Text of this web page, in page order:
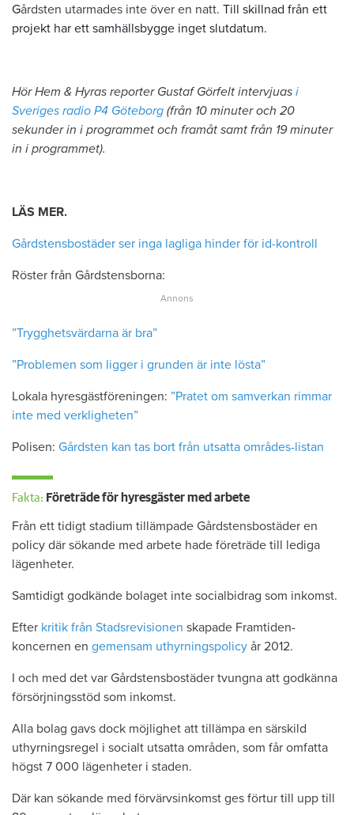
Gårdsten utarmades inte över en natt. Till skillnad från ett
projekt har ett samhällsbygge inget slutdatum.
Hör Hem & Hyras reporter Gustaf Görfelt intervjuas i
Sveriges radio P4 Göteborg (från 10 minuter och 20
sekunder in i programmet och framåt samt från 19 minuter
in i programmet).
LÄS MER.
Gårdstensbostäder ser inga lagliga hinder för id-kontroll
Röster från Gårdstensborna:
”Trygghetsvärdarna är bra”
”Problemen som ligger i grunden är inte lösta”
Lokala hyresgästföreningen: ”Pratet om samverkan rimmar
inte med verkligheten”
Polisen: Gårdsten kan tas bort från utsatta områdes-listan
Fakta: Företräde för hyresgäster med arbete
Från ett tidigt stadium tillämpade Gårdstensbostäder en
policy där sökande med arbete hade företräde till lediga
lägenheter.
Samtidigt godkände bolaget inte socialbidrag som inkomst.
Efter kritik från Stadsrevisionen skapade Framtiden-
koncernen en gemensam uthyrningspolicy år 2012.
I och med det var Gårdstensbostäder tvungna att godkänna
försörjningsstöd som inkomst.
Alla bolag gavs dock möjlighet att tillämpa en särskild
uthyrningsregel i socialt utsatta områden, som får omfatta
högst 7 000 lägenheter i staden.
Där kan sökande med förvärvsinkomst ges förtur till upp till